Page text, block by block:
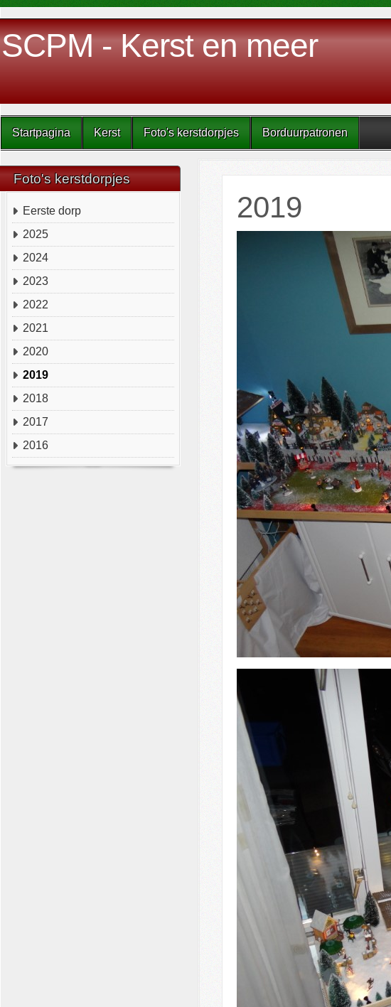
SCPM - Kerst en meer
Startpagina Kerst Foto's kerstdorpjes Borduurpatronen
Foto's kerstdorpjes
Eerste dorp
2025
2024
2023
2022
2021
2020
2019
2018
2017
2016
2019